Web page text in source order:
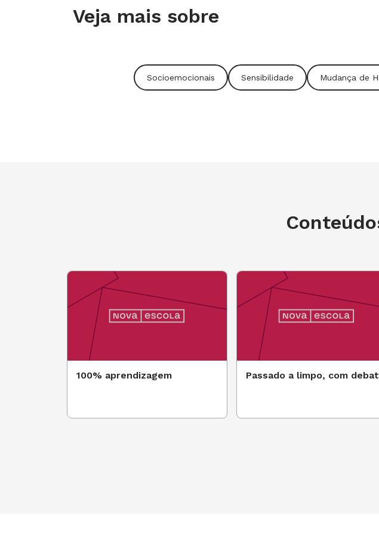
prevê, sempre, o pior dos mundos.
Veja mais sobre
Socioemocionais Sensibilidade Mudança de
100% aprendizagem Passado a limpo, com